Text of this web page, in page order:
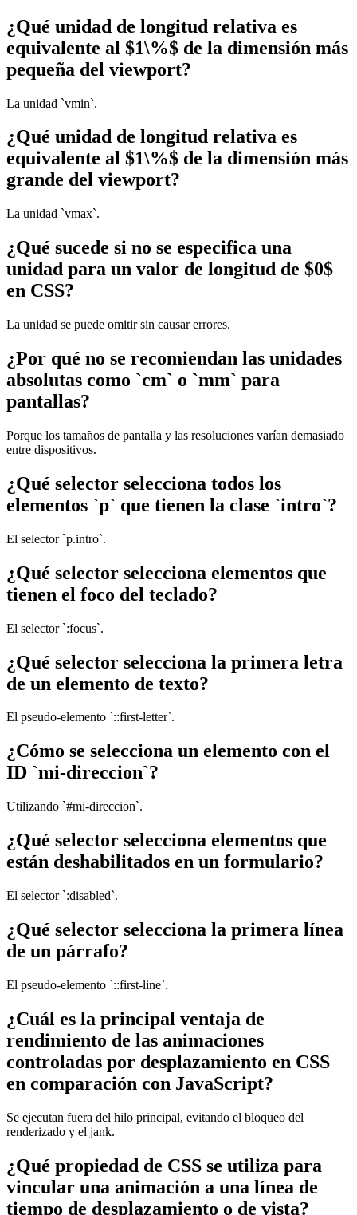
¿Qué unidad de longitud relativa es
equivalente al $1\%$ de la dimensión más
pequeña del viewport?
La unidad `vmin`.
¿Qué unidad de longitud relativa es
equivalente al $1\%$ de la dimensión más
grande del viewport?
La unidad `vmax`.
¿Qué sucede si no se especifica una
unidad para un valor de longitud de $0$
en CSS?
La unidad se puede omitir sin causar errores.
¿Por qué no se recomiendan las unidades
absolutas como `cm` o `mm` para
pantallas?
Porque los tamaños de pantalla y las resoluciones varían demasiado
entre dispositivos.
¿Qué selector selecciona todos los
elementos `p` que tienen la clase `intro`?
El selector `p.intro`.
¿Qué selector selecciona elementos que
tienen el foco del teclado?
El selector `:focus`.
¿Qué selector selecciona la primera letra
de un elemento de texto?
El pseudo-elemento `::first-letter`.
¿Cómo se selecciona un elemento con el
ID `mi-direccion`?
Utilizando `#mi-direccion`.
¿Qué selector selecciona elementos que
están deshabilitados en un formulario?
El selector `:disabled`.
¿Qué selector selecciona la primera línea
de un párrafo?
El pseudo-elemento `::first-line`.
¿Cuál es la principal ventaja de
rendimiento de las animaciones
controladas por desplazamiento en CSS
en comparación con JavaScript?
Se ejecutan fuera del hilo principal, evitando el bloqueo del
renderizado y el jank.
¿Qué propiedad de CSS se utiliza para
vincular una animación a una línea de
tiempo de desplazamiento o de vista?